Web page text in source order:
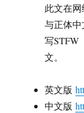
此文在
与正体
写STFW
文。
英文版
中文版